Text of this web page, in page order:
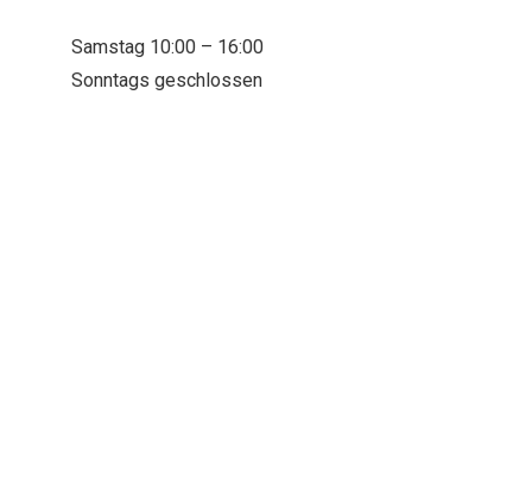
Samstag 10:00 – 16:00
Sonntags geschlossen